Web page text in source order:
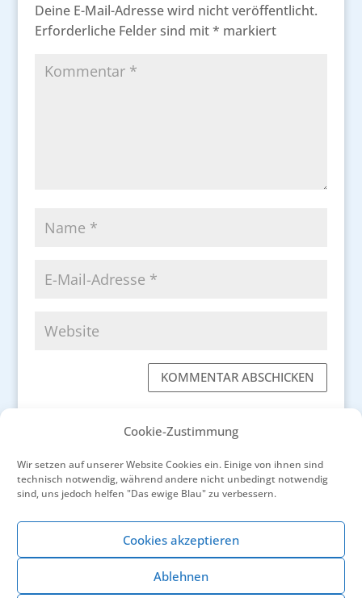
Cookie-Zustimmung
Wir setzen auf unserer Website Cookies ein. Einige von ihnen sind
technisch notwendig, während andere nicht unbedingt notwendig
sind, uns jedoch helfen "Das ewige Blau" zu verbessern.
Cookies akzeptieren
Ablehnen
Deine E-Mail-Adresse wird nicht veröffentlicht.
Erforderliche Felder sind mit* markiert
KOMMENTAR ABSCHICKEN
←Nizza – Die Schöne am Mittelmeer